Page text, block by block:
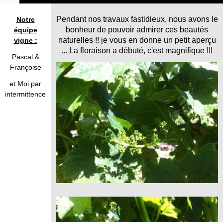
Notre
équipe
vigne :
Pascal &
Françoise
​et Moi par
intermittence
Pendant nos travaux fastidieux, nous avons le
bonheur de pouvoir admirer ces beautés
naturelles !! je vous en donne un petit aperçu
... La floraison a débuté, c'est magnifique !!!